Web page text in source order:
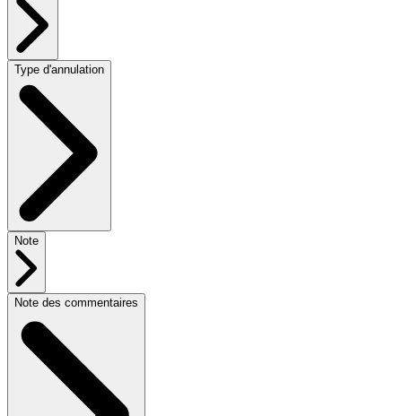
Type d'annulation
Note
Note des commentaires